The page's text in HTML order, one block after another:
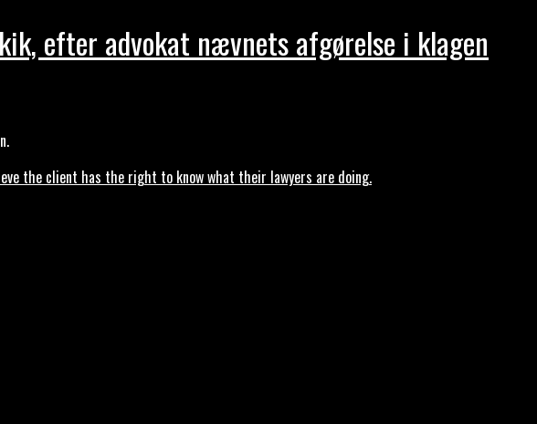
efter advokat nævnets afgørelse i klagen
the client has the right to know what their lawyers are doing.